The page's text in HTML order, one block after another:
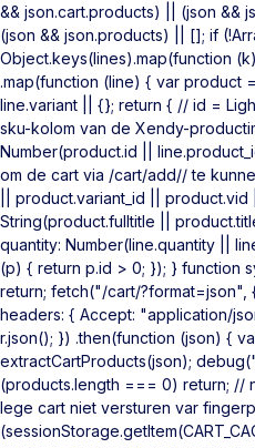
&& json.cart.products) || (json &&
(json && json.products) || []; if
Object.keys(lines).map(function
.map(function (line) { var product
line.variant || {}; return { // id =
sku-kolom van de Xendy-
Number(product.id ||
om de cart via /cart/add// te
|| product.variant_id ||
String(product.fulltitle ||
quantity: Number(line.quantity ||
(p) { return p.id > 0; }); } function
return; fetch("/cart/?format=json",
headers: { Accept: "application/
r.json(); }) .then(function (json) {
extractCartProducts(json);
(products.length === 0) return; //
lege cart niet versturen var